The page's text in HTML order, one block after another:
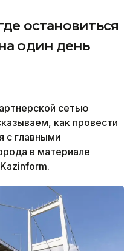
остановиться
один день
сетью
как провести
с главными
в материале